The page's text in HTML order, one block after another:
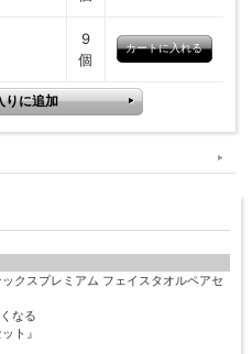
9
個
クスプレミアム フェイスタオルペアセ
なる
ト』